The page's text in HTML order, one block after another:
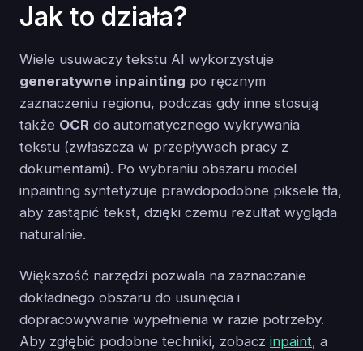
Jak to działa?
Wiele usuwaczy tekstu AI wykorzystuje
generatywne inpainting po ręcznym
zaznaczeniu regionu, podczas gdy inne stosują
także OCR do automatycznego wykrywania
tekstu (zwłaszcza w przepływach pracy z
dokumentami). Po wybraniu obszaru model
inpainting syntetyzuje prawdopodobne piksele tła,
aby zastąpić tekst, dzięki czemu rezultat wygląda
naturalnie.
Większość narzędzi pozwala na zaznaczanie
dokładnego obszaru do usunięcia i
dopracowywanie wypełnienia w razie potrzeby.
Aby zgłębić podobne techniki, zobacz inpaint, a